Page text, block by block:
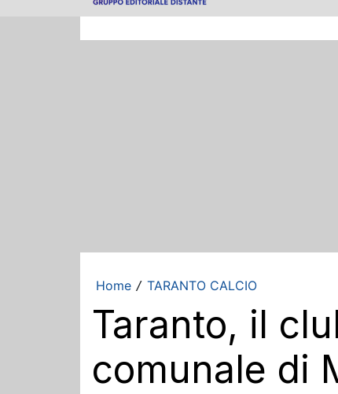
Home / TARANTO CALCIO
Taranto, il
comunale di